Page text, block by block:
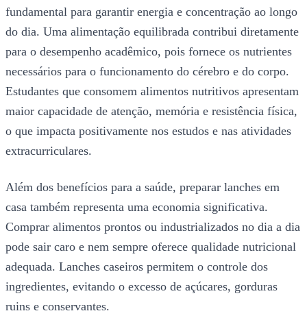
fundamental para garantir energia e concentração ao longo
do dia. Uma alimentação equilibrada contribui diretamente
para o desempenho acadêmico, pois fornece os nutrientes
necessários para o funcionamento do cérebro e do corpo.
Estudantes que consomem alimentos nutritivos apresentam
maior capacidade de atenção, memória e resistência física,
o que impacta positivamente nos estudos e nas atividades
extracurriculares.
Além dos benefícios para a saúde, preparar lanches em
casa também representa uma economia significativa.
Comprar alimentos prontos ou industrializados no dia a dia
pode sair caro e nem sempre oferece qualidade nutricional
adequada. Lanches caseiros permitem o controle dos
ingredientes, evitando o excesso de açúcares, gorduras
ruins e conservantes.